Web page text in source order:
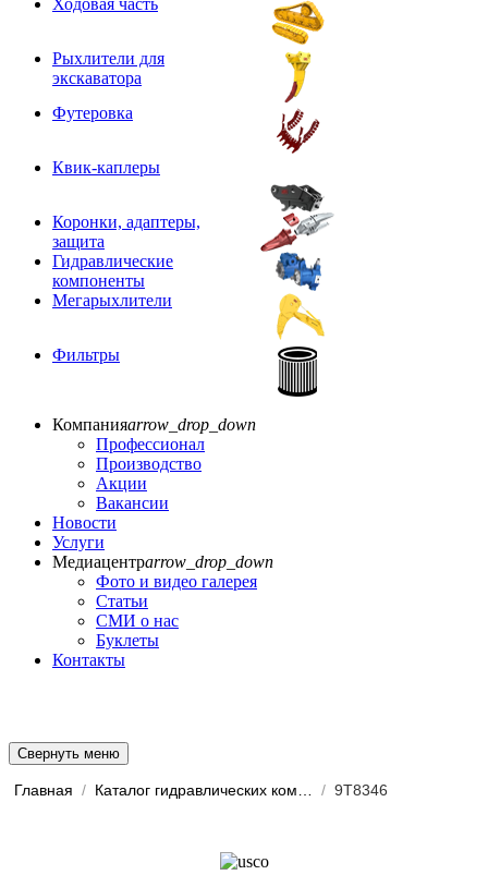
Ходовая часть
Рыхлители для
экскаватора
Футеровка
Квик-каплеры
Коронки, адаптеры,
защита
Гидравлические
компоненты
Мегарыхлители
Фильтры
Компанияarrow_drop_down
Профессионал
Производство
Акции
Вакансии
Новости
Услуги
Медиацентрarrow_drop_down
Фото и видео галерея
Статьи
СМИ о нас
Буклеты
Контакты
Свернуть меню
Главная / / 9T8346